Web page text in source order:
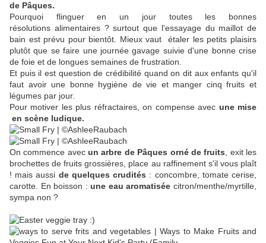
de Pâques.
Pourquoi flinguer en un jour toutes les bonnes
résolutions alimentaires ? surtout que l'essayage du maillot de
bain est prévu pour bientôt. Mieux vaut étaler les petits plaisirs
plutôt que se faire une journée gavage suivie d'une bonne crise
de foie et de longues semaines de frustration.
Et puis il est question de crédibilité quand on dit aux enfants qu'il
faut avoir une bonne hygiène de vie et manger cinq fruits et
légumes par jour.
Pour motiver les plus réfractaires, on compense avec une mise
en scène ludique.
On commence avecun arbre de Pâques orné de fruits , exit les
brochettes de fruits grossières, place au raffinement s'il vous plaît
! mais aussi de quelques crudités : concombre, tomate cerise,
carotte. En boisson :une eau aromatisée citron/menthe/myrtille,
sympa non ?